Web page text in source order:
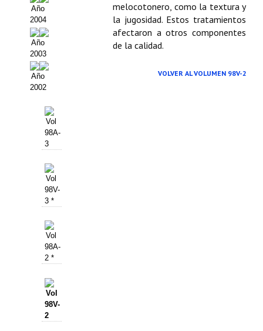
Año
2004
Año
2003
Año
2002
Vol
98A-
3
Vol
98V-
3 *
Vol
98A-
2 *
Vol
98V-
2
melocotonero, como la textura y
la jugosidad. Estos tratamientos
afectaron a otros componentes
de la calidad.
VOLVER AL VOLUMEN 98V-2